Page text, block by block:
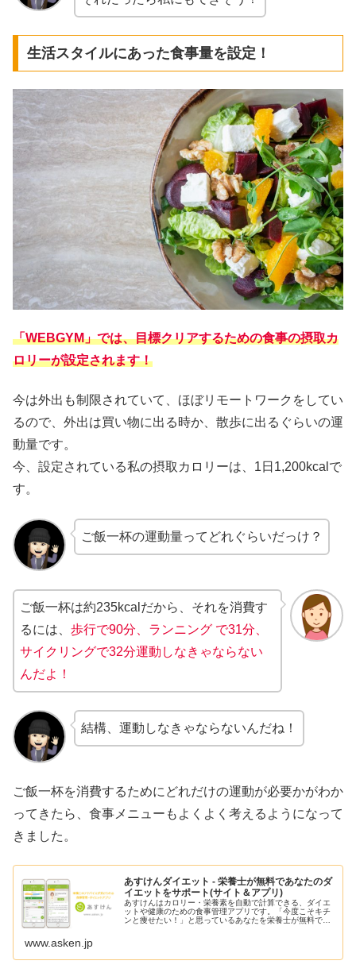
生活スタイルにあった食事量を設定！
「WEBGYM」では、目標クリアするための食事の摂取カ
ロリーが設定されます！
今は外出も制限されていて、ほぼリモートワークをしてい
るので、外出は買い物に出る時か、散歩に出るぐらいの運
動量です。
今、設定されている私の摂取カロリーは、1日1,200kcalで
す。
ご飯一杯の運動量ってどれぐらいだっけ？
ご飯一杯は約235kcalだから、 それを消費す
るには、 歩行で90分、ランニング で31分、
サイクリングで32分運動しなきゃならない
んだよ！
結構、運動しなきゃならないんだね！
ご飯一杯を消費するためにどれだけの運動が必要かがわか
ってきたら、 食事メニューもよくよく考えるようになって
きました。
あすけんダイエット - 栄養士が無料であなたのダ
イエットをサポート(サイト＆アプリ)
あすけんはカロリー・栄養素を自動で計算できる、ダイエ
ットや健康のための食事管理アプリです。「今度こそキチ
ンと痩せたい！」と思っているあなたを栄養士が無料でサ
www.asken.jp